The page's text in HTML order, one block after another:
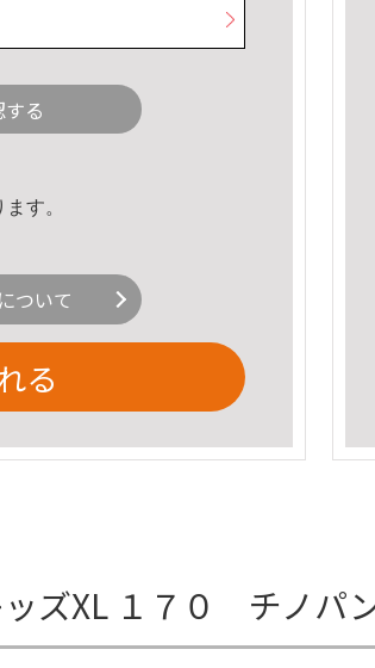
る
す。
ついて
る
ッズXL １７０ チノパ